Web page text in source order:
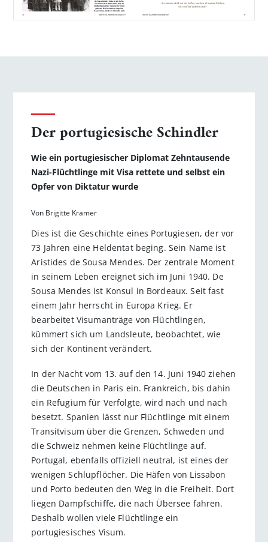
Der portugiesische Schindler
Wie ein portugiesischer Diplomat Zehntausende
Nazi-Flüchtlinge mit Visa rettete und selbst ein
Opfer von Diktatur wurde
Von Brigitte Kramer
Dies ist die Geschichte eines Portugiesen, der vor
73 Jahren eine Heldentat beging. Sein Name ist
Aristides de Sousa Mendes. Der zentrale Moment
in seinem Leben ereignet sich im Juni 1940. De
Sousa Mendes ist Konsul in Bordeaux. Seit fast
einem Jahr herrscht in Europa Krieg. Er
bearbeitet Visumanträge von Flüchtlingen,
kümmert sich um Landsleute, beobachtet, wie
sich der Kontinent verändert.
In der Nacht vom 13. auf den 14. Juni 1940 ziehen
die Deutschen in Paris ein. Frankreich, bis dahin
ein Refugium für Verfolgte, wird nach und nach
besetzt. Spanien lässt nur Flüchtlinge mit einem
Transitvisum über die Grenzen, Schweden und
die Schweiz nehmen keine Flüchtlinge auf.
Portugal, ebenfalls offiziell neutral, ist eines der
wenigen Schlupflöcher. Die Häfen von Lissabon
und Porto bedeuten den Weg in die Freiheit. Dort
liegen Dampfschiffe, die nach Übersee fahren.
Deshalb wollen viele Flüchtlinge ein
portugiesisches Visum.